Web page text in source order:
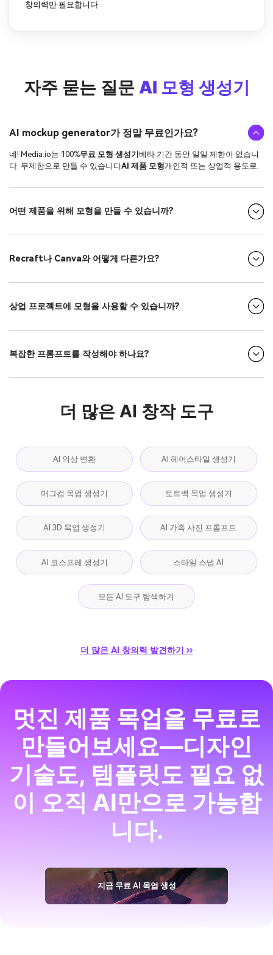
창의력만 필요합니다.
자주 묻는 질문 AI 모형 생성기
AI mockup generator가 정말 무료인가요?
네! Media.io는 100%무료 모형 생성기베타 기간 동안 일일 제한이 없습니
다. 무제한으로 만들 수 있습니다AI 제품 모형개인적 또는 상업적 용도로.
어떤 제품을 위해 모형을 만들 수 있습니까?
Recraft나 Canva와 어떻게 다른가요?
상업 프로젝트에 모형을 사용할 수 있습니까?
복잡한 프롬프트를 작성해야 하나요?
더 많은 AI 창작 도구
AI 의상 변환 AI 헤어스타일 생성기
머그컵 목업 생성기 토트백 목업 생성기
AI 3D 목업 생성기 AI 가족 사진 프롬프트
AI 코스프레 생성기 스타일 스냅 AI
모든 AI 도구 탐색하기
더 많은 AI 창의력 발견하기 ››
멋진 제품 목업을 무료로
만들어보세요—디자인
기술도, 템플릿도 필요 없
이 오직 AI만으로 가능합
니다.
지금 무료 AI 목업 생성